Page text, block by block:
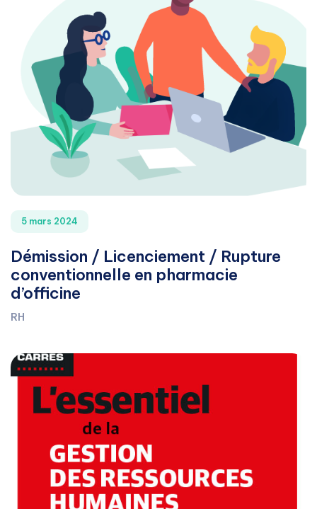
5 mars 2024
Démission / Licenciement / Rupture
conventionnelle en pharmacie
d’officine
RH